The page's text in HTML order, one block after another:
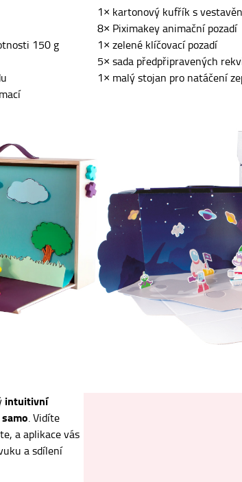
150 g
1× kartonový kufřík s
8× Piximakey animační pozadí
1× zelené klíčovací pozadí
5× sada předpřipravených
1× malý stojan pro natáčení
intuitivní
. Vidíte
a aplikace vás
a sdílení